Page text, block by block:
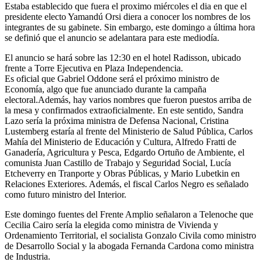
Estaba establecido que fuera el proximo miércoles el dia en que el
presidente electo Yamandú Orsi diera a conocer los nombres de los
integrantes de su gabinete. Sin embargo, este domingo a última hora
se definió que el anuncio se adelantara para este mediodía.
El anuncio se hará sobre las 12:30 en el hotel Radisson, ubicado
frente a Torre Ejecutiva en Plaza Independencia.
Es oficial que Gabriel Oddone será el próximo ministro de
Economía, algo que fue anunciado durante la campaña
electoral.Además, hay varios nombres que fueron puestos arriba de
la mesa y confirmados extraoficialmente. En este sentido, Sandra
Lazo sería la próxima ministra de Defensa Nacional, Cristina
Lustemberg estaría al frente del Ministerio de Salud Pública, Carlos
Mahía del Ministerio de Educación y Cultura, Alfredo Fratti de
Ganadería, Agricultura y Pesca, Edgardo Ortuño de Ambiente, el
comunista Juan Castillo de Trabajo y Seguridad Social, Lucía
Etcheverry en Tranporte y Obras Públicas, y Mario Lubetkin en
Relaciones Exteriores. Además, el fiscal Carlos Negro es señalado
como futuro ministro del Interior.
Este domingo fuentes del Frente Amplio señalaron a Telenoche que
Cecilia Cairo sería la elegida como ministra de Vivienda y
Ordenamiento Territorial, el socialista Gonzalo Civila como ministro
de Desarrollo Social y la abogada Fernanda Cardona como ministra
de Industria.